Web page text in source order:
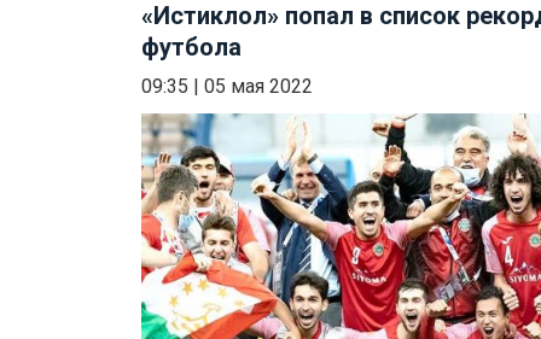
«Истиклол» попал в список
футбола
09:35 05 мая 2022